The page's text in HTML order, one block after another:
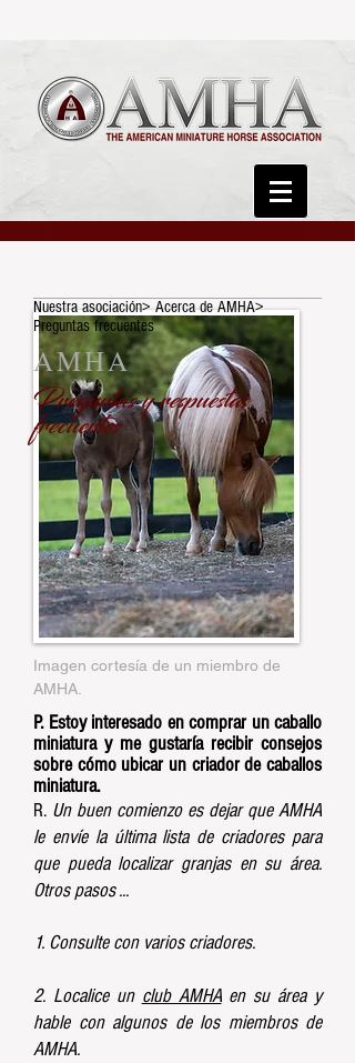
Imagen cortesía de un miembro de
AMHA.
P. Estoy interesado en comprar un caballo
miniatura y me gustaría recibir consejos
sobre cómo ubicar un criador de caballos
miniatura.
R. Un buen comienzo es dejar que AMHA
le envíe la última lista de criadores para
que pueda localizar granjas en su área.
Otros pasos ...
1. Consulte con varios criadores.
2. Localice un club AMHAen su área y
hable con algunos de los miembros de
AMHA.
Nuestra asociación> Acerca de AMHA>
Preguntas frecuentes
AMHA
Preguntas y respuestas
frecuentes